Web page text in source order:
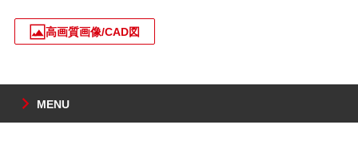
高画質画像/CAD図
MENU